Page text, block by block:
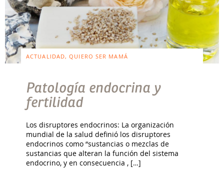
ACTUALIDAD, QUIERO SER MAMÁ
Patología endocrina y
fertilidad
Los disruptores endocrinos: La organización
mundial de la salud definió los disruptores
endocrinos como “sustancias o mezclas de
sustancias que alteran la función del sistema
endocrino, y en consecuencia , […]